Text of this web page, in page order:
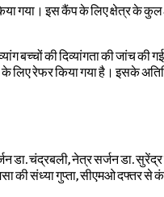
गया। इस कैंप के लिए क्षेत्र के कुल
बच्चों की दिव्यांगता की जांच की
के लिए रेफर किया गया है। इसके
डा. चंद्रबली,नेत्र सर्जन डा.
की संध्या गुप्ता,सीएमओ दफ्तर से